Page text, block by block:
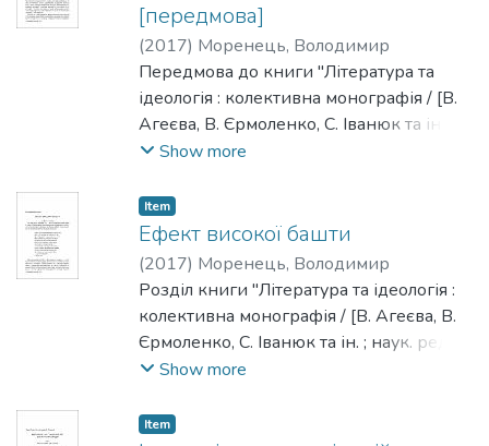
[передмова]
(2017) Моренець, Володимир
Передмова до книги "Література та
ідеологія : колективна монографія / [В.
Агеєва, В. Єрмоленко, С. Іванюк та ін. ;
наук. ред. та упоряд. Моренець В. П.] ;
академія". - Київ : [НаУКМА], 2017. -
482 с. - Редкол. : Моренець В. П.,
Агеєєва В. П., Брюховецький В. С.,
Іванюк С. С., Ісіченко І., Квіт С. М.,
Панченко В. Є., Пронкевич О. В.,
Шалагінов Б. Б."
Show more
Item
Ефект високої башти
(2017) Моренець, Володимир
Розділ книги "Література та ідеологія :
колективна монографія / [В. Агеєва, В.
Єрмоленко, С. Іванюк та ін. ; наук. ред. та
упоряд. Моренець В. П.] ; Нац. ун-т
[НаУКМА], 2017. - 482 с. - Редкол. :
Show more
Item